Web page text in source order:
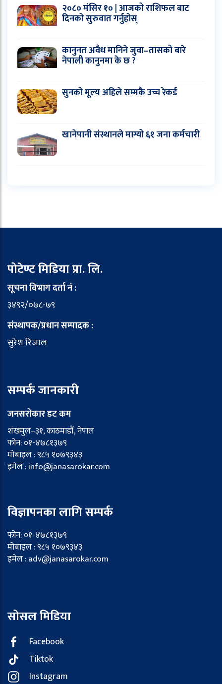
२०८० मंसिर १० | आजको राशिफल बाट
दिनको सुरुवात गर्नुहोस्
कानुनत अवैध मानिने जुवा–तासको बारे
नेपाली कानुनमा के छ ?
सुनको मूल्य अहिले सम्मकै उच्च रेकर्ड
खानेपानी संस्थानले माग्यो ६१ जना कर्मचारी
पोटेण्ट मिडिया प्रा. लि.
सूचना विभाग दर्ता नं :
३४९२/०७८-७९
संस्थापक/प्रधान सम्पादक :
सुरेश रिजाल
सम्पर्क जानकारी
जनसरोकार डट कम
शंखमुल–३१, काठमाडौं, नेपाल
फोन: ०१-४७८१३७९
मोबाइल : ९८५ १०७९३४३
इमेल : info@janasarokar.com
विज्ञापनका लागि सम्पर्क
फोन: ०१-४७८१३७९
मोबाइल : ९८५ १०७९३४३
इमेल : adv@janasarokar.com
सोसल मिडिया
Facebook
Tiktok
Instagram